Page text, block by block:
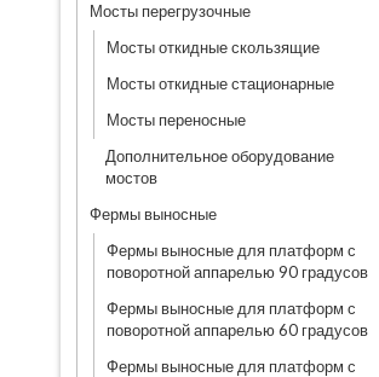
Мосты перегрузочные
Мосты откидные скользящие
Мосты откидные стационарные
Мосты переносные
Дополнительное оборудование
мостов
Фермы выносные
Фермы выносные для платформ с
поворотной аппарелью 90 градусов
Фермы выносные для платформ с
поворотной аппарелью 60 градусов
Фермы выносные для платформ с